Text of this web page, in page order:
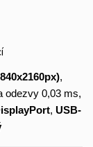
,
odezvy 0,03 ms,
, USB-